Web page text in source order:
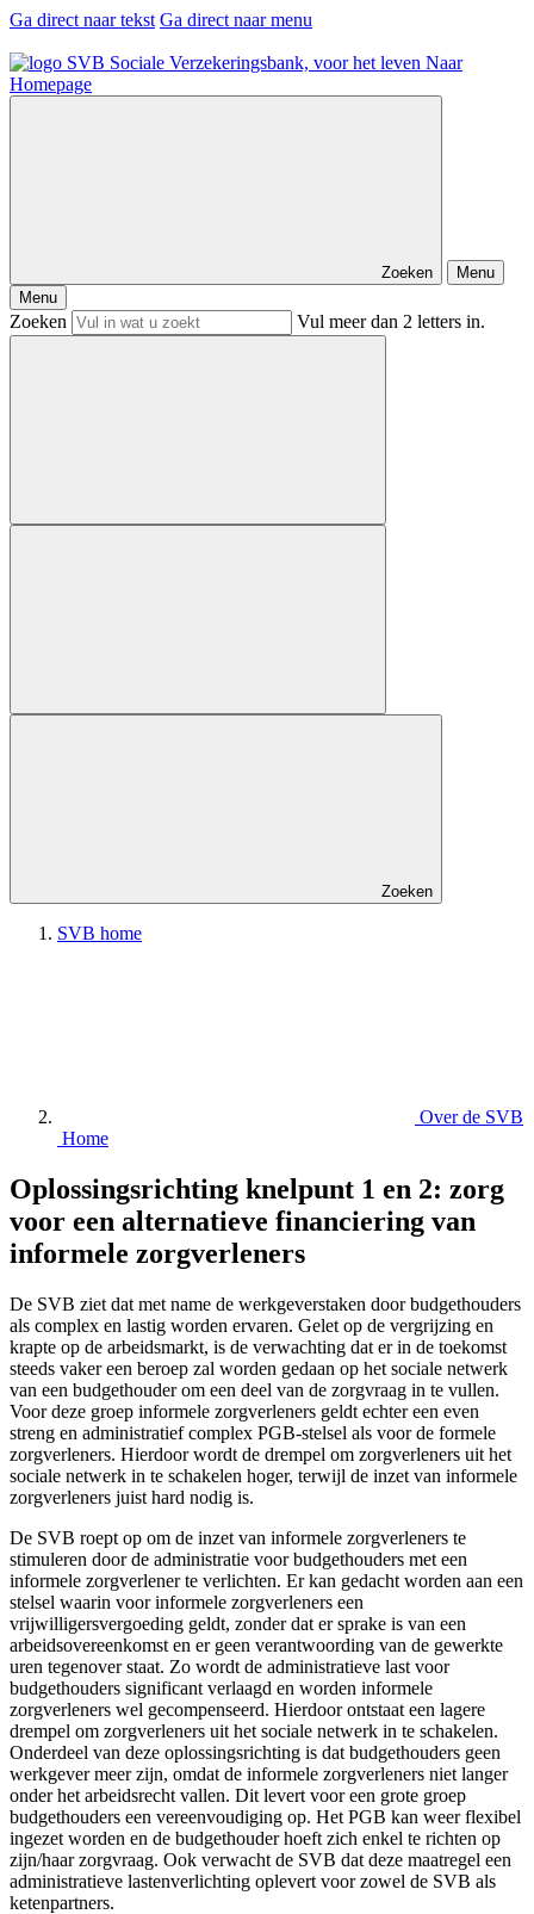
Ga direct naar tekst Ga direct naar menu
Naar
Homepage
Zoeken
Menu
Menu
Zoeken Vul meer dan 2 letters in.
Zoeken
SVB home
Over de SVB
Home
Oplossingsrichting knelpunt 1 en 2: zorg
voor een alternatieve financiering van
informele zorgverleners
De SVB ziet dat met name de werkgeverstaken door budgethouders
als complex en lastig worden ervaren. Gelet op de vergrijzing en
krapte op de arbeidsmarkt, is de verwachting dat er in de toekomst
steeds vaker een beroep zal worden gedaan op het sociale netwerk
van een budgethouder om een deel van de zorgvraag in te vullen.
Voor deze groep informele zorgverleners geldt echter een even
streng en administratief complex PGB-stelsel als voor de formele
zorgverleners. Hierdoor wordt de drempel om zorgverleners uit het
sociale netwerk in te schakelen hoger, terwijl de inzet van informele
zorgverleners juist hard nodig is.
De SVB roept op om de inzet van informele zorgverleners te
stimuleren door de administratie voor budgethouders met een
informele zorgverlener te verlichten. Er kan gedacht worden aan een
stelsel waarin voor informele zorgverleners een
vrijwilligersvergoeding geldt, zonder dat er sprake is van een
arbeidsovereenkomst en er geen verantwoording van de gewerkte
uren tegenover staat. Zo wordt de administratieve last voor
budgethouders significant verlaagd en worden informele
zorgverleners wel gecompenseerd. Hierdoor ontstaat een lagere
drempel om zorgverleners uit het sociale netwerk in te schakelen.
Onderdeel van deze oplossingsrichting is dat budgethouders geen
werkgever meer zijn, omdat de informele zorgverleners niet langer
onder het arbeidsrecht vallen. Dit levert voor een grote groep
budgethouders een vereenvoudiging op. Het PGB kan weer flexibel
ingezet worden en de budgethouder hoeft zich enkel te richten op
zijn/haar zorgvraag. Ook verwacht de SVB dat deze maatregel een
administratieve lastenverlichting oplevert voor zowel de SVB als
ketenpartners.